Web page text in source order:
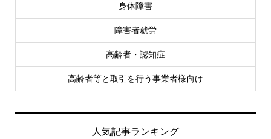
身体障害
障害者就労
高齢者・認知症
高齢者等と取引を行う事業者様向け
人気記事ランキング